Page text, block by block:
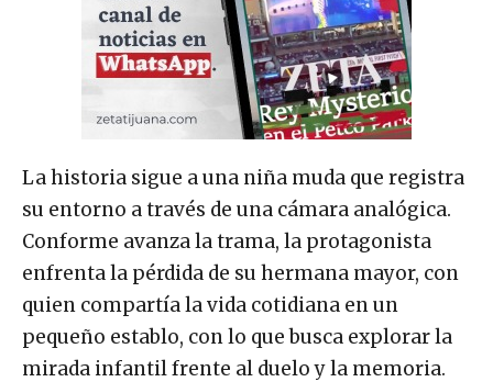
La historia sigue a una niña muda que registra
su entorno a través de una cámara analógica.
Conforme avanza la trama, la protagonista
enfrenta la pérdida de su hermana mayor, con
quien compartía la vida cotidiana en un
pequeño establo, con lo que busca explorar la
mirada infantil frente al duelo y la memoria.